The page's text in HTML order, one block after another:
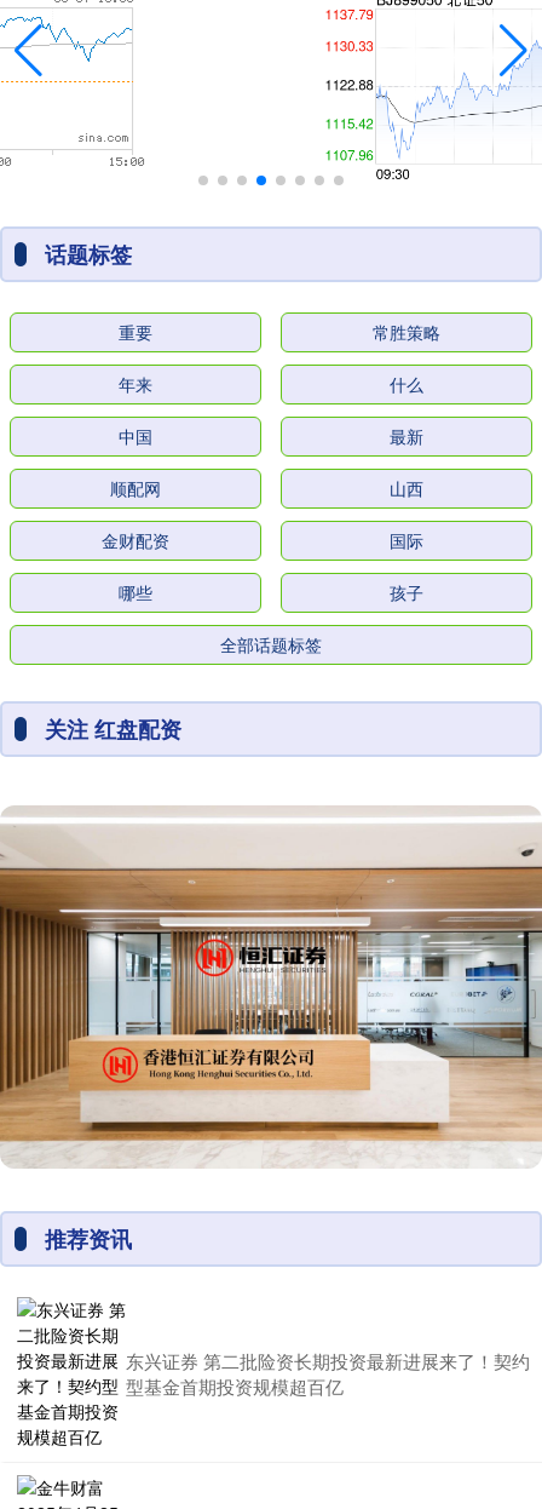
话题标签
重要 常胜策略
年来 什么
中国 最新
顺配网 山西
金财配资 国际
哪些 孩子
全部话题标签
关注 红盘配资
推荐资讯
东兴证券 第二批险资长期投资最新进展来了！契约
型基金首期投资规模超百亿